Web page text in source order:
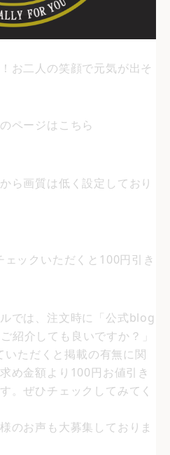
お二人の笑顔で元気が出そ
ページはこちら
ら画質は低く設定しており
ェックいただくと100円引き
では、注文時に「公式blog
介しても良いですか？」
ただくと掲載の有無に関
め金額より100円お値引き
。ぜひチェックしてみてく
のお声も大募集しておりま